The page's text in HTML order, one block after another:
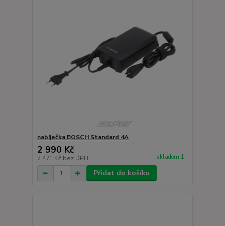
nabíječka BOSCH Standard 4A
2 990 Kč
2 471 Kč bez DPH skladem 1
Přidat do košíku